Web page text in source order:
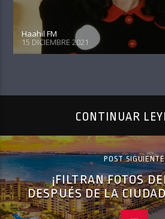
Haahil FM
15 DICIEMBRE 2021
CONTINUAR
POST SIGUIENTE
¡FILTRAN FOTOS
DESPUÉS DE LA